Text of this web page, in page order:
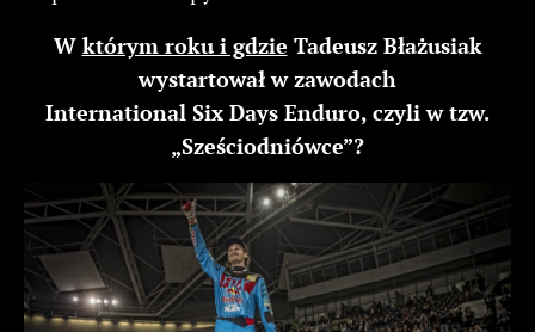
W którym roku i gdzie Tadeusz Błażusiak
wystartował w zawodach
International Six Days Enduro, czyli w tzw.
„Sześciodniówce”?